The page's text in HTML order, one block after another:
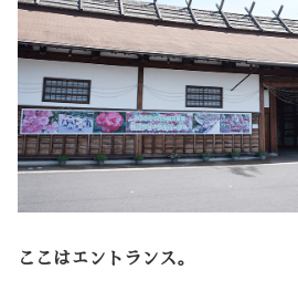
ここはエントランス。